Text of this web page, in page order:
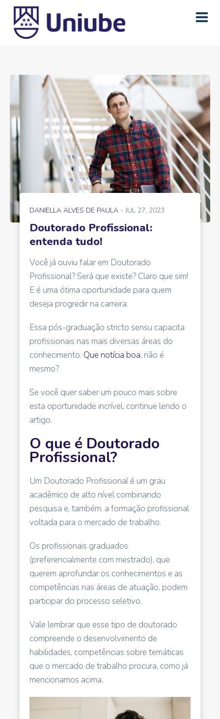
DANIELLA ALVES DE PAULA - JUL 27, 2023
Doutorado Profissional:
entenda tudo!
Você já ouviu falar em Doutorado
Profissional? Será que existe? Claro que sim!
E é uma ótima oportunidade para quem
deseja progredir na carreira.
Essa pós-graduação stricto sensu capacita
profissionais nas mais diversas áreas do
conhecimento. Que notícia boa, não é
mesmo?
Se você quer saber um pouco mais sobre
esta oportunidade incrível, continue lendo o
artigo.
O que é Doutorado
Profissional?
Um Doutorado Profissional é um grau
acadêmico de alto nível combinando
pesquisa e, também, a formação profissional
voltada para o mercado de trabalho.
Os profissionais graduados
(preferencialmente com mestrado), que
querem aprofundar os conhecimentos e as
competências nas áreas de atuação, podem
participar do processo seletivo.
Vale lembrar que esse tipo de doutorado
compreende o desenvolvimento de
habilidades, competências sobre temáticas
que o mercado de trabalho procura, como já
mencionamos acima.